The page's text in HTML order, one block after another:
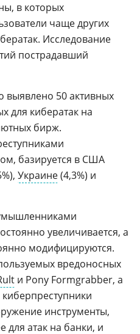
в которых
чаще других
Исследование
пострадавший
выявлено 50 активных
для кибератак на
бирж.
базируется в США
Украине(4,3%) и
увеличивается, а
модифицируются.
вредоносных
и Pony Formgrabber, а
инструменты,
для атак на банки, и